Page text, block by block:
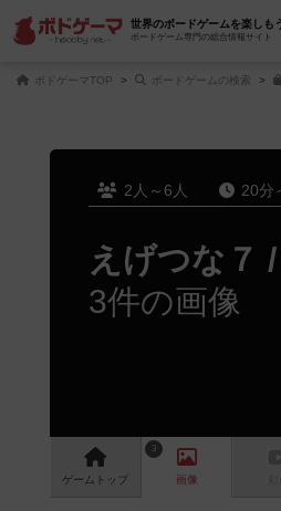
世界のボードゲームを楽しも
ボードゲーム専門の総合情報サイト
ボドゲーマTOP ボードゲームの検索
2人～6人 20分
えげつな７
3件の画像
ゲーム トップ
3
画像